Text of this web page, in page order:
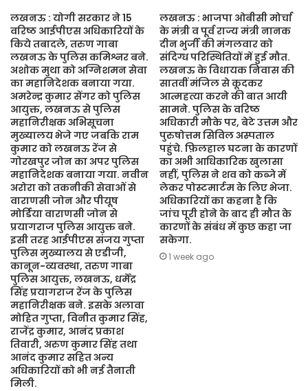
लखनऊ : योगी सरकार ने 15
वरिष्ठ आईपीएस अधिकारियों के
किये तबादले, तरुण गाबा
लखनऊ के पुलिस कमिश्नर बने.
अशोक मुथा को अग्निशमन सेवा
का महानिदेशक बनाया गया.
अमरेन्द्र कुमार सेंगर को पुलिस
आयुक्त, लखनऊ से पुलिस
महानिरीक्षक अभिसूचना
मुख्यालय भेजे गए जबकि राम
कुमार को लखनऊ रेंज से
गोरखपुर जोन का अपर पुलिस
महानिदेशक बनाया गया. नवीन
अरोरा को तकनीकी सेवाओं से
वाराणसी जोन और पीयूष
मोर्डिया वाराणसी जोन से
प्रयागराज पुलिस आयुक्त बने.
इसी तरह आईपीएस संजय गुप्ता
पुलिस मुख्यालय से एडीजी,
कानून-व्यवस्था, तरुण गाबा
पुलिस आयुक्त, लखनऊ, धर्मेंद्र
सिंह प्रयागराज रेंज के पुलिस
महानिरीक्षक बने. इसके अलावा
मोहित गुप्ता, विनीत कुमार सिंह,
राजेंद्र कुमार, आनंद प्रकाश
तिवारी, अरुण कुमार सिंह तथा
आनंद कुमार सहित अन्य
अधिकारियों को भी नई तैनाती
मिली.
लखनऊ : भाजपा ओबीसी मोर्चा
के मंत्री व पूर्व राज्य मंत्री नानक
दीन भुर्जी की मंगलवार को
संदिग्ध परिस्थितियों में हुई मौत.
लखनऊ के विधायक निवास की
सातवीं मंजिल से कूदकर
आत्महत्या करने की बात आयी
सामने. पुलिस के वरिष्ठ
अधिकारी मौके पर, बेटे उत्तम और
पुरुषोत्तम सिविल अस्पताल
पहुंचे. फ़िलहाल घटना के कारणों
का अभी आधिकारिक खुलासा
नहीं, पुलिस ने शव को कब्जे में
लेकर पोस्टमार्टम के लिए भेजा.
अधिकारियों का कहना है कि
जांच पूरी होने के बाद ही मौत के
कारणों के संबंध में कुछ कहा जा
सकेगा.
1 week ago